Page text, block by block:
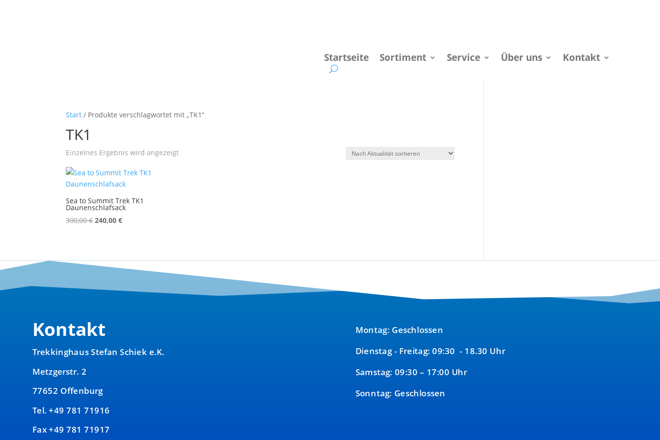
Startseite Sortiment Service Über uns Kontakt
Start / Produkte verschlagwortet mit „TK1“
TK1
Einzelnes Ergebnis wird angezeigt
Sea to Summit Trek TK1
Daunenschlafsack
300,00€Ursprünglicher
240,00€Aktueller
Kontakt
Trekkinghaus Stefan Schiek e.K.
Metzgerstr. 2
77652 Offenburg
Tel. +49 781 71916
Fax +49 781 71917
Montag: Geschlossen
Dienstag - Freitag: 09:30 - 18.30 Uhr
Samstag: 09:30 – 17:00 Uhr
Sonntag: Geschlossen